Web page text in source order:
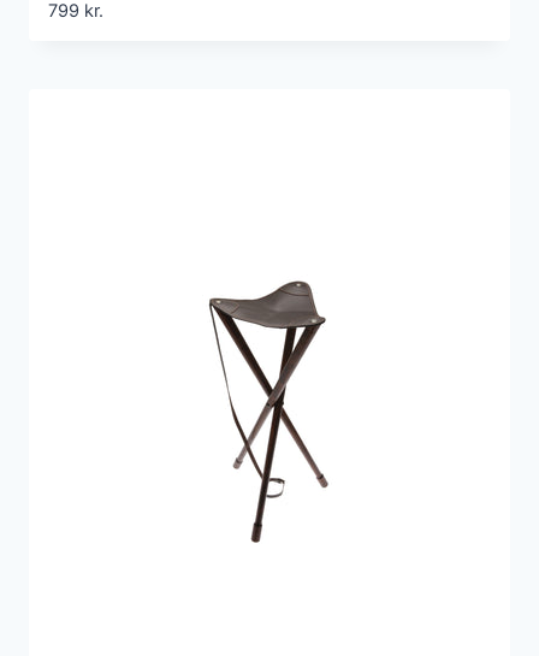
799 kr.